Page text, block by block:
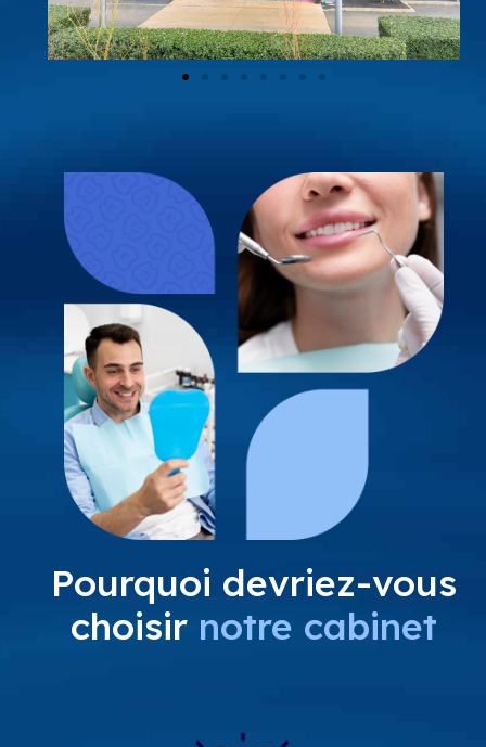
Pourquoi devriez-vous
choisir notre cabinet